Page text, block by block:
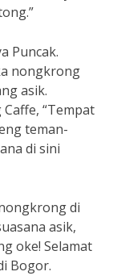
Puncak.
nongkrong
asik.
“Tempat
teman-
di sini
di
asik,
oke! Selamat
Bogor.